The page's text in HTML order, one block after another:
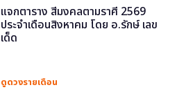
แจกตาราง สีมงคลตามราศี 2569
ประจำเดือนสิงหาคม โดย อ.รักษ์ เลข
เด็ด
ดูดวงรายเดือน